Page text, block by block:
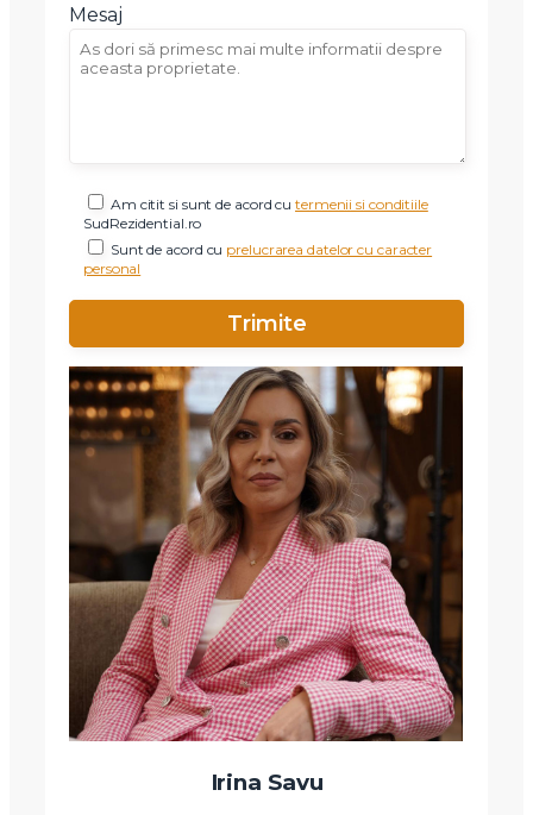
Mesaj
Am citit si sunt de acord cutermenii si conditiile
SudRezidential.ro
Sunt de acord cu prelucrarea datelor cu caracter
personal
Irina Savu